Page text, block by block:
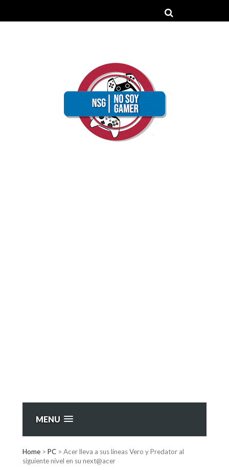
MENU
Home > PC > Acer lleva a sus líneas Vero y Predator al
siguiente nivel en su next@acer